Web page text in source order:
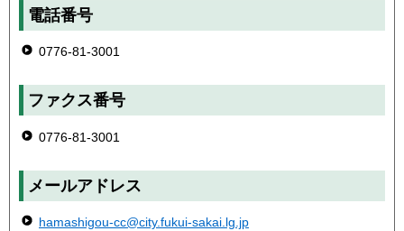
電話番号
0776-81-3001
ファクス番号
0776-81-3001
メールアドレス
hamashigou-cc@city.fukui-sakai.lg.jp